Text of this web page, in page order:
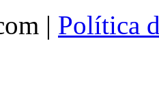
| Política